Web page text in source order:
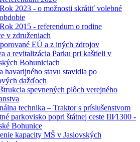
Rok 2023 - o možnosti skrátiť volebné
obdobie
Rok 2015 - referendum o rodine
v združeniach
EÚ a z iných zdrojov
a revitalizácia Parku pri kaštieli v
Bohuniciach
havarijného stavu stavidla po
dažďoch
spevnených plôch verejného
technika – Traktor s príslušenstvom
parkovisko popri štátnej ceste III⁄1300 -
Bohunice
kapacity MŠ v Jaslovských